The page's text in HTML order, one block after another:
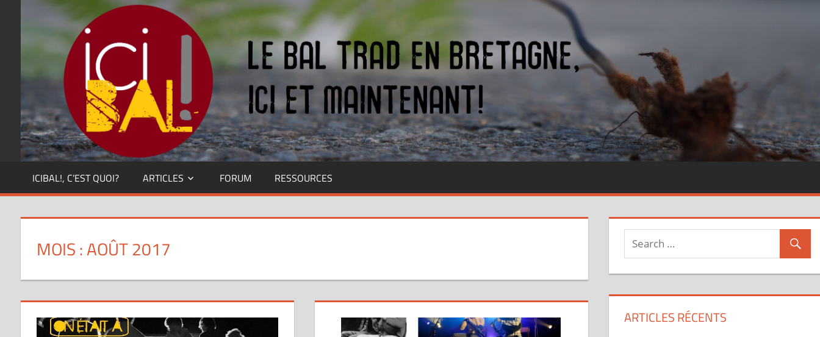
content
Dansez
ICIBAL!, C’EST QUOI? ARTICLES FORUM RESSOURCES
MOIS : AOÛT 2017
ARTICLES RÉCENTS